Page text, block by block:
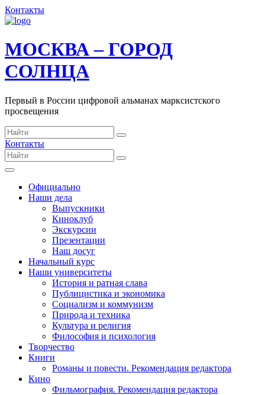
Контакты
МОСКВА – ГОРОД
СОЛНЦА
Первый в России цифровой альманах марксистского
просвещения
Контакты
Официально
Наши дела
Выпускники
Киноклуб
Экскурсии
Презентации
Наш досуг
Начальный курс
Наши университеты
История и ратная слава
Публицистика и экономика
Социализм и коммунизм
Природа и техника
Культура и религия
Философия и психология
Творчество
Книги
Романы и повести. Рекомендация редактора
Кино
Фильмография. Рекомендация редактора